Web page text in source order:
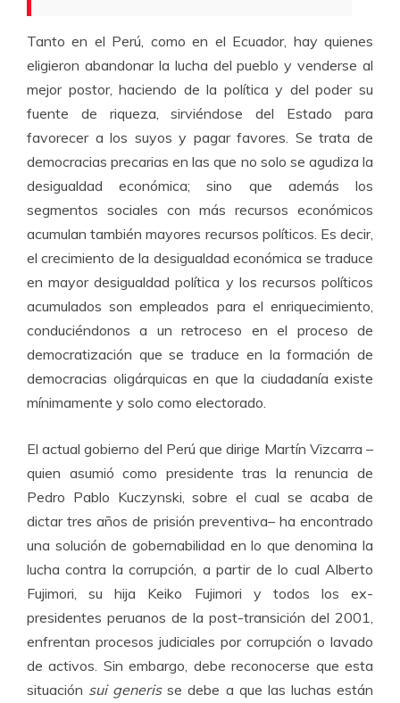
Tanto en el Perú, como en el Ecuador, hay quienes
eligieron abandonar la lucha del pueblo y venderse al
mejor postor, haciendo de la política y del poder su
fuente de riqueza, sirviéndose del Estado para
favorecer a los suyos y pagar favores. Se trata de
democracias precarias en las que no solo se agudiza la
desigualdad económica; sino que además los
segmentos sociales con más recursos económicos
acumulan también mayores recursos políticos. Es decir,
el crecimiento de la desigualdad económica se traduce
en mayor desigualdad política y los recursos políticos
acumulados son empleados para el enriquecimiento,
conduciéndonos a un retroceso en el proceso de
democratización que se traduce en la formación de
democracias oligárquicas en que la ciudadanía existe
mínimamente y solo como electorado.
El actual gobierno del Perú que dirige Martín Vizcarra –
quien asumió como presidente tras la renuncia de
Pedro Pablo Kuczynski, sobre el cual se acaba de
dictar tres años de prisión preventiva– ha encontrado
una solución de gobernabilidad en lo que denomina la
lucha contra la corrupción, a partir de lo cual Alberto
Fujimori, su hija Keiko Fujimori y todos los ex-
presidentes peruanos de la post-transición del 2001,
enfrentan procesos judiciales por corrupción o lavado
de activos. Sin embargo, debe reconocerse que esta
situación sui generisse debe a que las luchas están